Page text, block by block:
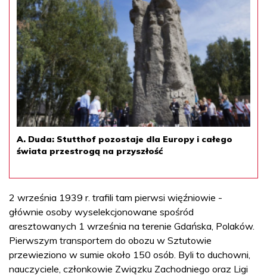
A. Duda: Stutthof pozostaje dla Europy i całego
świata przestrogą na przyszłość
2 września 1939 r. trafili tam pierwsi więźniowie -
głównie osoby wyselekcjonowane spośród
aresztowanych 1 września na terenie Gdańska, Polaków.
Pierwszym transportem do obozu w Sztutowie
przewieziono w sumie około 150 osób. Byli to duchowni,
nauczyciele, członkowie Związku Zachodniego oraz Ligi